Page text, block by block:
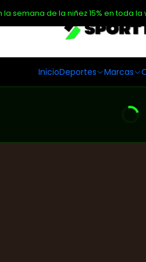
InicioDeportes Marcas
la semana de la niñez 15% en toda